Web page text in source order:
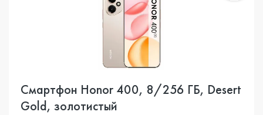
Смартфон Honor 400, 8/256 ГБ, Desert
Gold, золотистый